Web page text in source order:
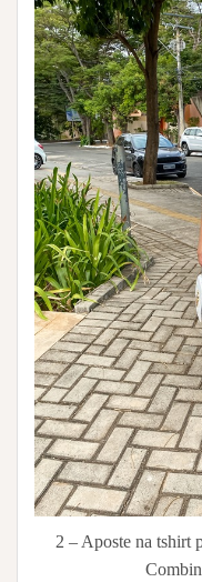
2 – Aposte na tshirt